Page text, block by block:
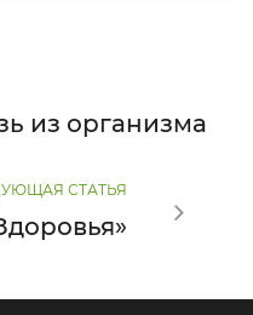
из организма
СТАТЬЯ